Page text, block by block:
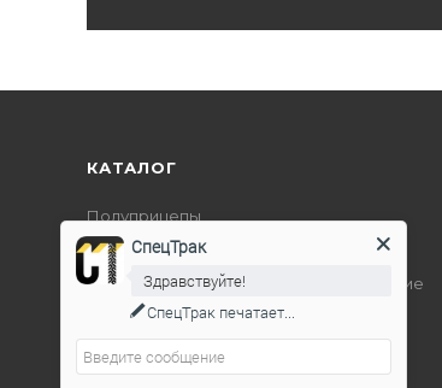
КАТАЛОГ
Полуприцепы
Дорожно-строительная техника
Подъемно-транспортное оборудование
СпецТрак
Здравствуйте!
СпецТрак печатает...